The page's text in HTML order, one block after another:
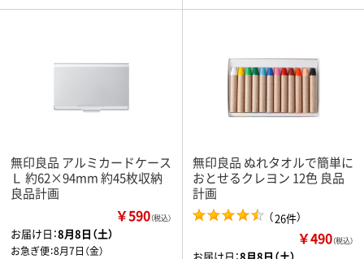
無印良品 アルミカードケース
Ｌ 約62×94mm 約45枚収納
良品計画
￥590（税込）
お届け日：8月8日（土）
お急ぎ便：8月7日（金）
無印良品 ぬれタオルで簡単に
おとせるクレヨン 12色 良品
計画
（26件）
￥490（税込）